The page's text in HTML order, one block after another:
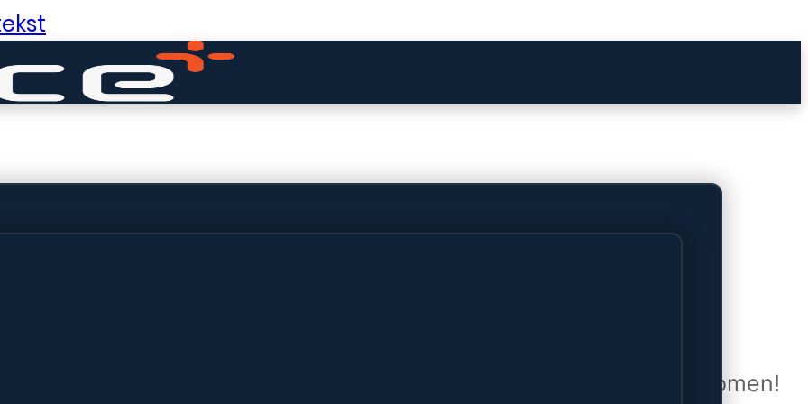
dingen in het verschiet
winkel wordt momenteel gebouwd en zal binnenkort online komen!